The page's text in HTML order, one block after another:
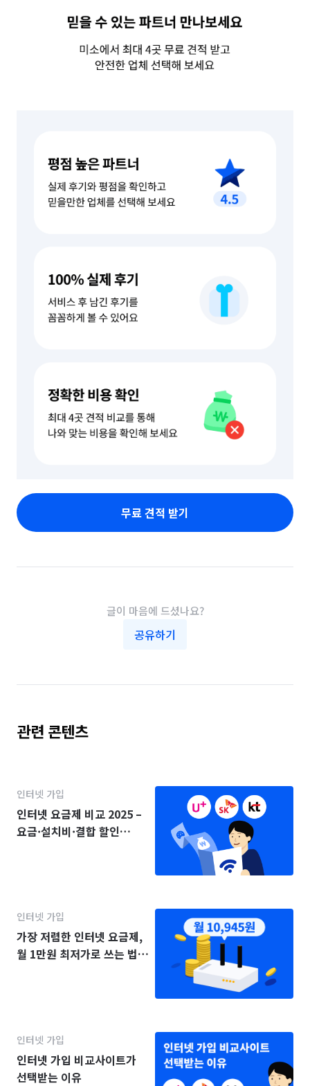
무료 견적 받기
글이 마음에 드셨나요?
공유하기
관련 콘텐츠
인터넷 가입
인터넷 요금제 비교 2025 –
요금·설치비·결합 할인
인터넷 가입
가장 저렴한 인터넷 요금제,
월 1만원 최저가로 쓰는 법
인터넷 가입
인터넷 가입 비교사이트가
선택받는 이유